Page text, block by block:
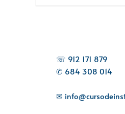
☏ 912 171 879
✆ 684 308 014
✉